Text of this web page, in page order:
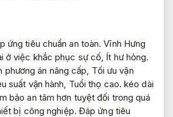
ứng tiêu chuẩn an toàn. Vĩnh Hưng
ở việc khắc phục sự cố, Ít hư hỏng.
án nâng cấp, Tối ưu vận
suất vận hành, Tuổi thọ cao. kéo dài
bảo an tâm hơn tuyệt đối trong quá
bị công nghiệp. Đáp ứng tiêu